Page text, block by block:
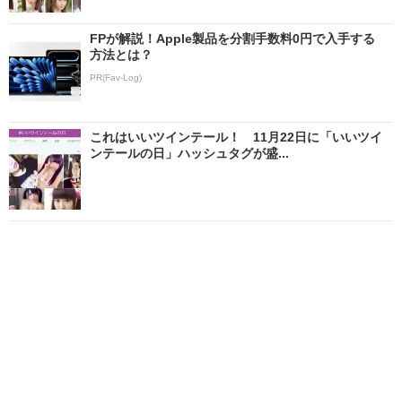
FPが解説！Apple製品を分割手数料0円で入手する
方法とは？
PR(Fav-Log)
これはいいツインテール！ 11月22日に「いいツイ
ンテールの日」ハッシュタグが盛...